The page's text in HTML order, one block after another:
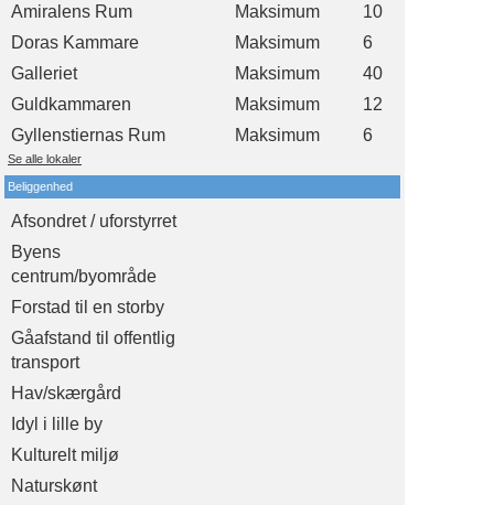
Amiralens Rum Maksimum
10
Doras Kammare
Maksimum
6
Galleriet
Maksimum
40
Guldkammaren
Maksimum
12
Gyllenstiernas Rum
Maksimum 6
Se alle lokaler
Beliggenhed
Afsondret / uforstyrret
Byens
centrum/byområde
Forstad til en storby
Gåafstand til offentlig
transport
Hav/skærgård
Idyl i lille by
Kulturelt miljø
Naturskønt